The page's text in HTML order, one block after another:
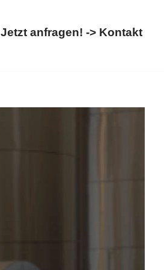
Jetzt anfragen! -> Kontakt